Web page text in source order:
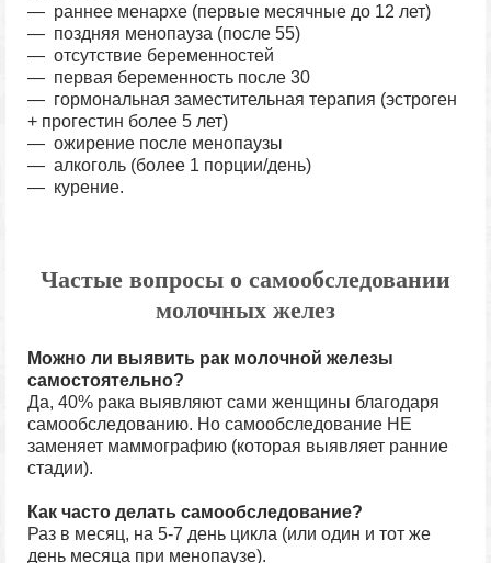
— раннее менархе (первые месячные до 12 лет)
— поздняя менопауза (после 55)
— отсутствие беременностей
— первая беременность после 30
— гормональная заместительная терапия (эстроген
+ прогестин более 5 лет)
— ожирение после менопаузы
— алкоголь (более 1 порции/день)
— курение.
Частые вопросы о самообследовании
молочных желез
Можно ли выявить рак молочной железы
самостоятельно?
Да, 40% рака выявляют сами женщины благодаря
самообследованию. Но самообследование НЕ
заменяет маммографию (которая выявляет ранние
стадии).
Как часто делать самообследование?
Раз в месяц, на 5-7 день цикла (или один и тот же
день месяца при менопаузе).